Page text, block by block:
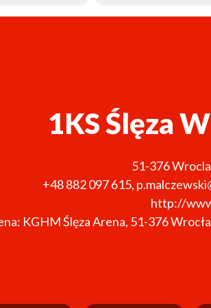
1KS Ślęza
51-376
+48 882 097 615,
http://
KGHM Ślęza Arena, 51-376